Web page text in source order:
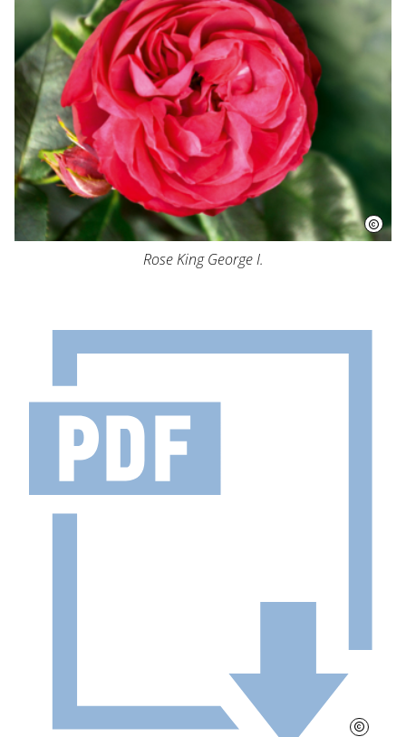
Museum Schloss Herrenhausen
Service und Aktuelles
Rose King George I.